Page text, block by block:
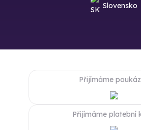
Slovensko
Přijímáme
Přijímáme platební